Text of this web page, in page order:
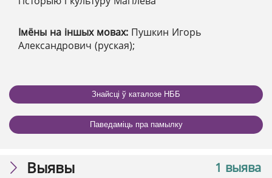
Імёны на іншых мовах: Пушкин Игорь
Александрович (руская);
Знайсці ў каталозе НББ
Паведаміць пра памылку
1 выява
Выявы